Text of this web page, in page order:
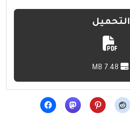
التحميل